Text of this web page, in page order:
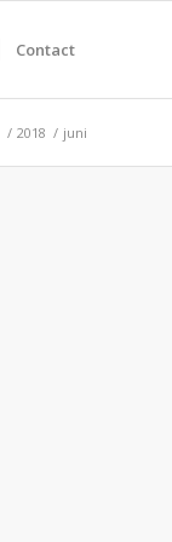
Contact
/ 2018 / juni